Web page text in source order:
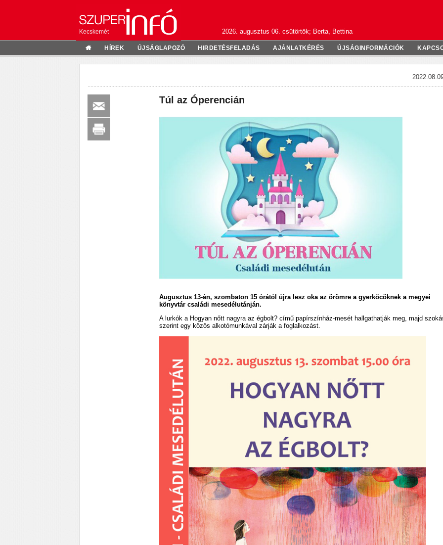
Kecskemét 2026. augusztus 06. csütörtök; Berta, Bettina
HÍREK ÚJSÁGLAPOZÓ HIRDETÉSFELADÁS AJÁNLATKÉRÉS ÚJSÁGINFORMÁCIÓK
Túl az Óperencián
Augusztus 13-án, szombaton 15 órától újra lesz oka az örömre a gyerkőcöknek a megyei
könyvtár családi mesedélutánján.
A lurkók a Hogyan nőtt nagyra az égbolt? című papírszínház-mesét hallgathatják meg, majd
szerint egy közös alkotómunkával zárják a foglalkozást.